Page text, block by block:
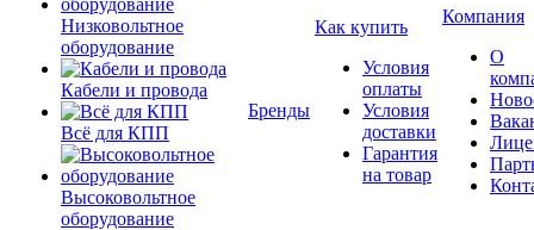
Низковольтное
оборудование
Кабели и провода
Всё для КПП
Высоковольтное
оборудование
Бренды
Как купить
Условия
оплаты
Условия
доставки
Гарантия
на товар
Компания
О